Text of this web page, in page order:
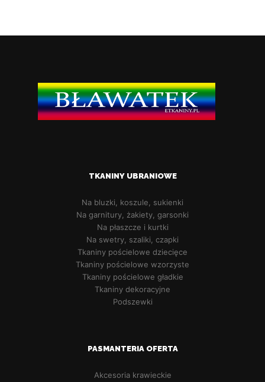
TKANINY UBRANIOWE
Na bluzki, koszule, sukienki
Na garnitury, żakiety, garsonki
Na płaszcze i kurtki
Na swetry, szaliki, czapki
Tkaniny pościelowe dziecięce
Tkaniny pościelowe wzorzyste
Tkaniny pościelowe gładkie
Tkaniny dekoracyjne
Podszewki
PASMANTERIA OFERTA
Akcesoria krawieckie